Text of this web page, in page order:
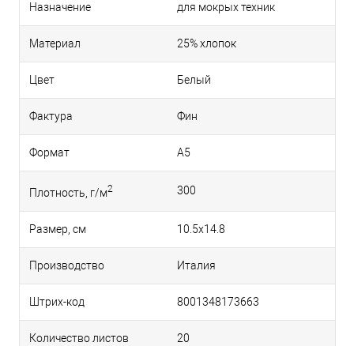
Назначение для мокрых техник
Материал 25% хлопок
Цвет Белый
Фактура Фин
Формат A5
Плотность, г/м2 300
Размер, см 10.5x14.8
Производство Италия
Штрих-код 8001348173663
Количество листов 20